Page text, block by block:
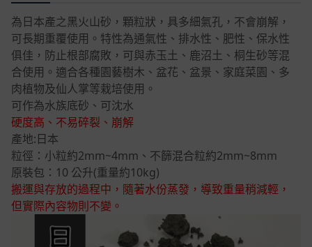
為日本產之黑火山砂，顆粒狀，具多細氣孔，不會崩解，
可長期重覆使用。特性為通氣性、排水性、肥性、保水性
俱佳，防止根部腐敗，可與赤玉土、鹿沼土、桐生砂等混
合使用。適合各種園藝樹木、盆花、盆景、家庭菜園、多
肉植物及仙人掌等栽培使用。
可作為水族底砂、可沈水
硬度高、不易碎裂、崩解
產地:日本
粒徑：小粒約2mm~4mm、不篩混合粒約2mm~8mm
原裝包：10 公升(重量約10kg)
搬運與存放的過程中，隨著水份蒸發，導致重量稍減輕，
但實際內容物則不變。